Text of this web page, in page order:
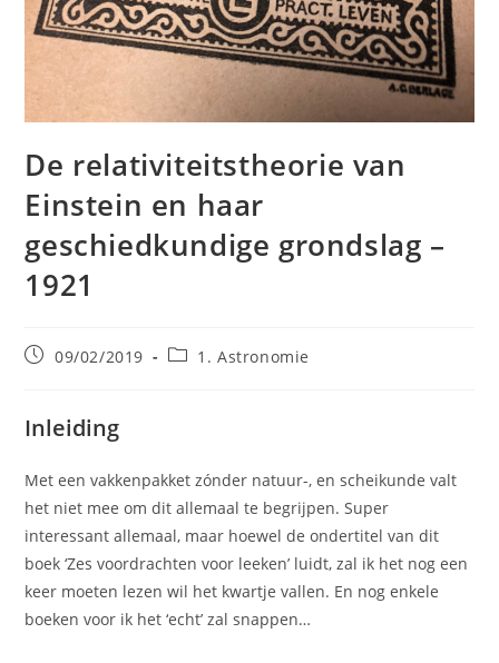
De relativiteitstheorie van
Einstein en haar
geschiedkundige grondslag –
1921
Bericht09/02/2019 Berichtcategorie:
1. Astronomie
Inleiding
Met een vakkenpakket zónder natuur-, en scheikunde valt
het niet mee om dit allemaal te begrijpen. Super
interessant allemaal, maar hoewel de ondertitel van dit
boek ‘Zes voordrachten voor leeken’ luidt, zal ik het nog een
keer moeten lezen wil het kwartje vallen. En nog enkele
boeken voor ik het ‘echt’ zal snappen…